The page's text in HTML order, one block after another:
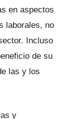
en aspectos
laborales, no
Incluso
de su
las y los
y